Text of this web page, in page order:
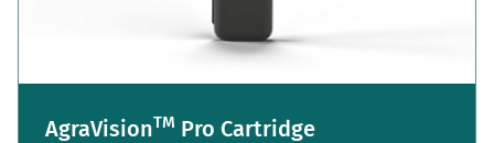
AgraVisionTM Pro Cartridge